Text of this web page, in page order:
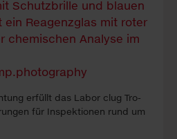
erfüllt das La­bor clug Tro­
für In­spekt­ion­en rund um